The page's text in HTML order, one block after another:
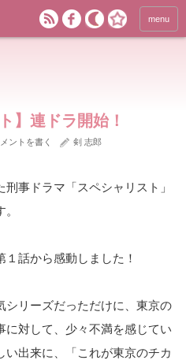
menu
】連ドラ開始！
ントを書く 剣 志郎
事ドラマ「スペシャリスト」
話から感動しました！
シリーズだっただけに、東京の
対して、少々不満を感じてい
出来に、「これが東京のチカ